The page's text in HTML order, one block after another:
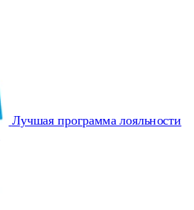
Лучшая программа лояльности